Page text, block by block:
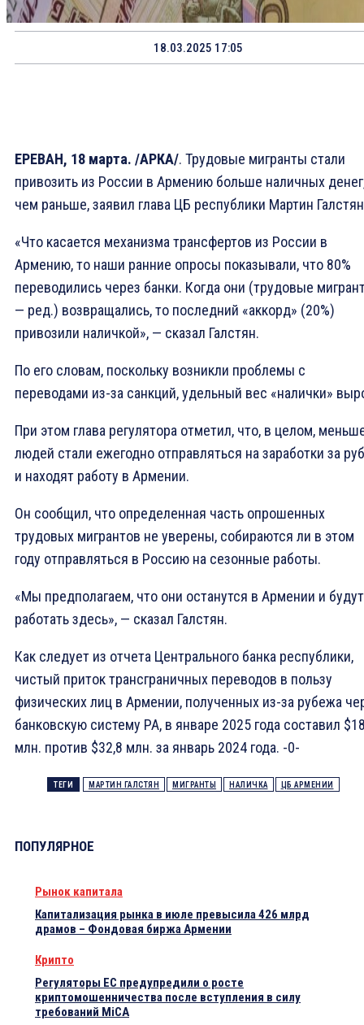
18.03.2025 17:05
ЕРЕВАН, 18 марта. /АРКА/. Трудовые мигранты стали
привозить из России в Армению больше наличных
чем раньше, заявил глава ЦБ республики Мартин
«Что касается механизма трансфертов из России в
Армению, то наши ранние опросы показывали, что 80%
переводились через банки. Когда они (трудовые
— ред.) возвращались, то последний «аккорд» (20%)
привозили наличкой», — сказал Галстян.
По его словам, поскольку возникли проблемы с
переводами из-за санкций, удельный вес «налички»
При этом глава регулятора отметил, что, в целом,
людей стали ежегодно отправляться на заработки за
и находят работу в Армении.
Он сообщил, что определенная часть опрошенных
трудовых мигрантов не уверены, собираются ли в этом
году отправляться в Россию на сезонные работы.
«Мы предполагаем, что они останутся в Армении и будут
работать здесь», — сказал Галстян.
Как следует из отчета Центрального банка республики,
чистый приток трансграничных переводов в пользу
физических лиц в Армении, полученных из-за рубежа
банковскую систему РА, в январе 2025 года составил
млн. против $32,8 млн. за январь 2024 года. -0-
ТЕГИ МАРТИН ГАЛСТЯН МИГРАНТЫ НАЛИЧКА ЦБ АРМЕНИИ
ПОПУЛЯРНОЕ
Рынок капитала
Капитализация рынка в июле превысила 426 млрд
драмов – Фондовая биржа Армении
Крипто
Регуляторы ЕС предупредили о росте
криптомошенничества после вступления в силу
требований MiCA